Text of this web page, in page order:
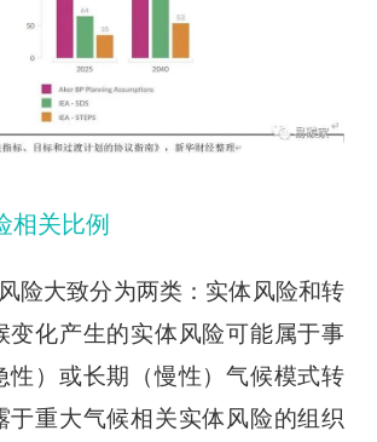
相关比例
险大致分为两类：实体风险和转
变化产生的实体风险可能属于事
性）或长期（慢性）气候模式转
于重大气候相关实体风险的组织